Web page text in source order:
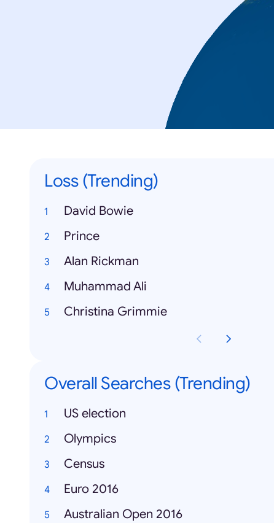
Loss (Trending)
David Bowie
Prince
Alan Rickman
Muhammad Ali
Christina Grimmie
Overall Searches (Trending)
US election
Olympics
Census
Euro 2016
Australian Open 2016